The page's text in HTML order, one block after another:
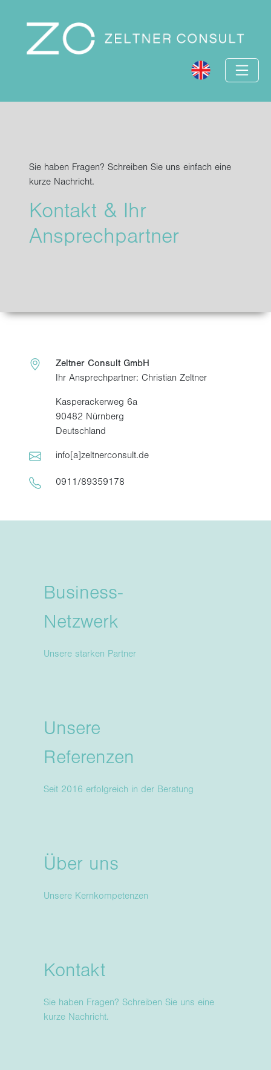
Sie haben Fragen? Schreiben Sie uns einfach eine
kurze Nachricht.
Kontakt & Ihr
Ansprech­partner
Zeltner Consult GmbH
Ihr Ansprechpartner: Christian Zeltner
Kasperackerweg 6a
90482 Nürnberg
Deutschland
info[a]zeltnerconsult.de
0911/89359178
Business-
Netzwerk
Unsere starken Partner
Unsere
Referenzen
Seit 2016 erfolgreich in der Beratung
Über uns
Unsere Kernkompetenzen
Kontakt
Sie haben Fragen? Schreiben Sie uns eine
kurze Nachricht.